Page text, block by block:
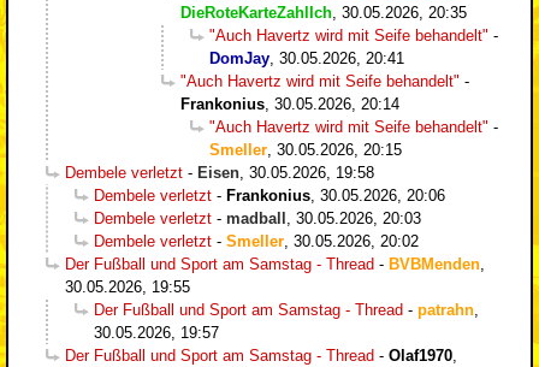
DieRoteKarteZahlIch 30.05.2026, 20:35
"Auch Havertz wird mit Seife behandelt" -
DomJay 30.05.2026, 20:41
"Auch Havertz wird mit Seife behandelt" -
Frankonius 30.05.2026, 20:14
"Auch Havertz wird mit Seife behandelt" -
Smeller 30.05.2026, 20:15
Dembele verletzt - Eisen 30.05.2026, 19:58
Dembele verletzt - Frankonius 30.05.2026, 20:06
Dembele verletzt - madball 30.05.2026, 20:03
Dembele verletzt - Smeller 30.05.2026, 20:02
Der Fußball und Sport am Samstag - Thread - BVBMenden
30.05.2026, 19:55
Der Fußball und Sport am Samstag - Thread - patrahn
30.05.2026, 19:57
Der Fußball und Sport am Samstag - Thread - Olaf1970